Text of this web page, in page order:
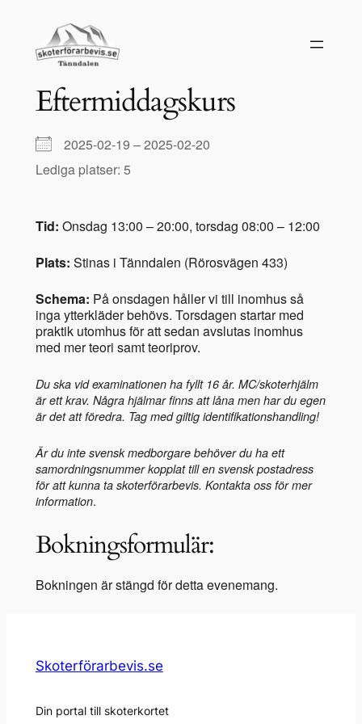
innehåll
Eftermiddagskurs
2025-02-19 – 2025-02-20
Lediga platser: 5
Tid: Onsdag 13:00 – 20:00, torsdag 08:00 – 12:00
Plats: Stinas i Tänndalen (Rörosvägen 433)
Schema: På onsdagen håller vi till inomhus så
inga ytterkläder behövs. Torsdagen startar med
praktik utomhus för att sedan avslutas inomhus
med mer teori samt teoriprov.
Du ska vid examinationen ha fyllt 16 år. MC/skoterhjälm
är ett krav. Några hjälmar finns att låna men har du egen
är det att föredra. Tag med giltig identifikationshandling!
Är du inte svensk medborgare behöver du ha ett
samordningsnummer kopplat till en svensk postadress
för att kunna ta skoterförarbevis. Kontakta oss för mer
information.
Bokningsformulär:
Bokningen är stängd för detta evenemang.
Skoterförarbevis.se
Din portal till skoterkortet